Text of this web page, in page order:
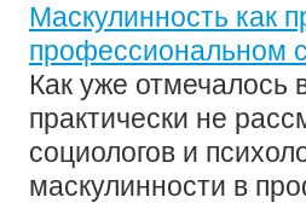
Маскулинность как
профессиональном
Как уже отмечалось
практически не
социологов и
маскулинности в